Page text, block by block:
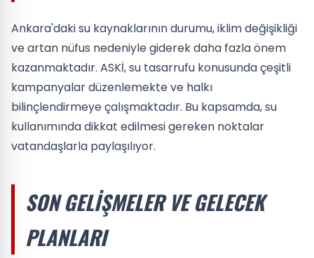
Ankara'daki su kaynaklarının durumu, iklim değişikliği
ve artan nüfus nedeniyle giderek daha fazla önem
kazanmaktadır. ASKİ, su tasarrufu konusunda çeşitli
kampanyalar düzenlemekte ve halkı
bilinçlendirmeye çalışmaktadır. Bu kapsamda, su
kullanımında dikkat edilmesi gereken noktalar
vatandaşlarla paylaşılıyor.
SON GELIŞMELER VE GELECEK
PLANLARI